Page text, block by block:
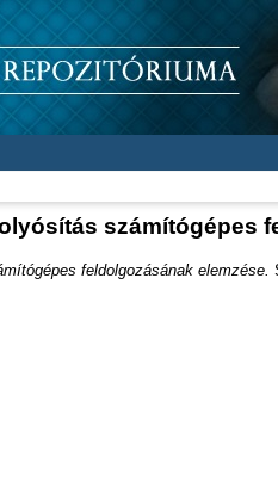
számítógépes
feldolgozásának elemzése.